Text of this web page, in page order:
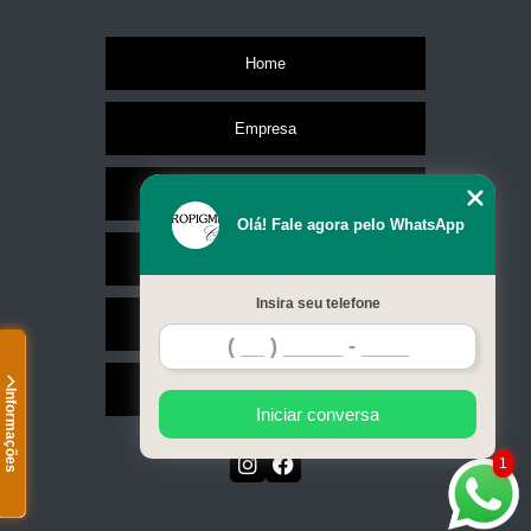
Informações
Home
Empresa
Contato
Mapa do site
1
Olá! Fale agora pelo WhatsApp
Insira seu telefone
Iniciar conversa